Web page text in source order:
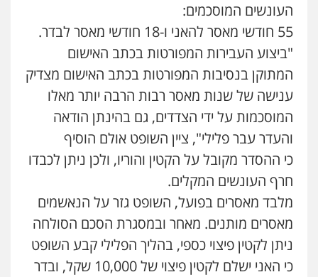
העונשים המוסכמים:
55 חודשי מאסר להאני ו-18 חודשי מאסר לבדר.
"ביצוע העבירות המפורטות בכתב האישום
המתוקן בנסיבות המפורטות בכתב האישום מצדיק
ענישה של שנות מאסר רבות הרבה יותר מאלו
המוסכמות על ידי הצדדים, גם בהינתן הודאה
והעדר עבר פלילי", ציין השופט אולם הוסיף
כי ההסדר מקובל על הקטין והוריו, ולכן ניתן לכבדו
חרף העונשים המקלים.
מלבד מאסרים בפועל, השופט גזר על הנאשמים
מאסרים מותנים. מאחר ובמסגרת הסכם הסולחה
ניתן לקטין פיצוי כספי, בהליך הפלילי קבע השופט
כי האני ישלם לקטין פיצוי של 10,000 שקל, ובדר
פלילי עבירות תנועה צווארון לבן תעבורה
עורכי דין לענייני אסירים מעצרים וחקירות
עו"ד אבי כהן
פלילי פשיעה חמורה קטינים אלימות
עבירות מין
0523647066
ויקי שמואל – משרד עו"ד
פלילי משפט פלילי
0528959600